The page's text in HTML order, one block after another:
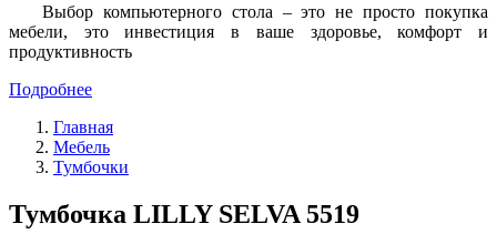
Выбор компьютерного стола – это не просто покупка
мебели, это инвестиция в ваше здоровье, комфорт и
продуктивность
Подробнее
Главная
Мебель
Тумбочки
Тумбочка LILLY SELVA 5519